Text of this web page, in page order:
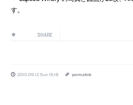
す。
SHARE
2010.09.12 Sun 19:18 permalink